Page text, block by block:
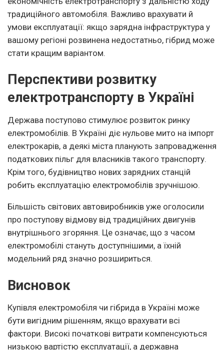
традиційного автомобіля. Важливо врахувати й
умови експлуатації: якщо зарядна інфраструктура у
вашому регіоні розвинена недостатньо, гібрид може
стати кращим варіантом.
Перспективи розвитку
електротранспорту в Україні
Держава поступово стимулює розвиток ринку
електромобілів. В Україні діє нульове мито на імпорт
електрокарів, а деякі міста планують запровадження
податкових пільг для власників такого транспорту.
Крім того, будівництво нових зарядних станцій
робить експлуатацію електромобілів зручнішою.
Більшість світових автовиробників уже оголосили
про поступову відмову від традиційних двигунів
внутрішнього згоряння. Це означає, що з часом
електромобілі стануть доступнішими, а їхній
модельний ряд значно розшириться.
Висновок
Купівля електромобіля чи гібрида в Україні може
бути вигідним рішенням, якщо врахувати всі
фактори. Високі початкові витрати компенсуються
низькою вартістю експлуатації, а державна